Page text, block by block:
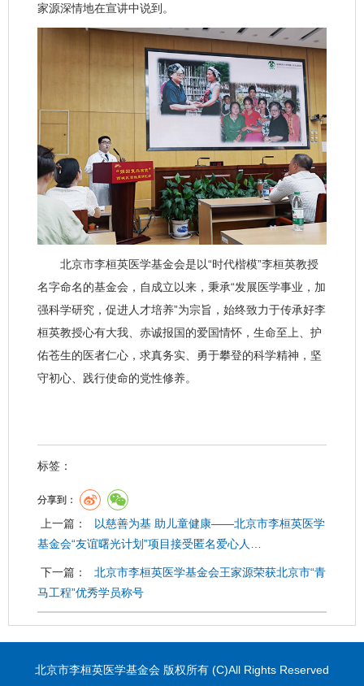
家源深情地在宣讲中说到。
北京市李桓英医学基金会是以“时代楷模”李桓英教授
名字命名的基金会，自成立以来，秉承“发展医学事业，加
强科学研究，促进人才培养”为宗旨，始终致力于传承好李
桓英教授心有大我、赤诚报国的爱国情怀，生命至上、护
佑苍生的医者仁心，求真务实、勇于攀登的科学精神，坚
守初心、践行使命的党性修养。
标签：
分享到：
上一篇：
以慈善为基 助儿童健康——北京市李桓英医学
基金会“友谊曙光计划”项目接受匿名爱心人…
下一篇：
北京市李桓英医学基金会王家源荣获北京市“青
马工程”优秀学员称号
北京市李桓英医学基金会 版权所有 (C)All Rights Reserved